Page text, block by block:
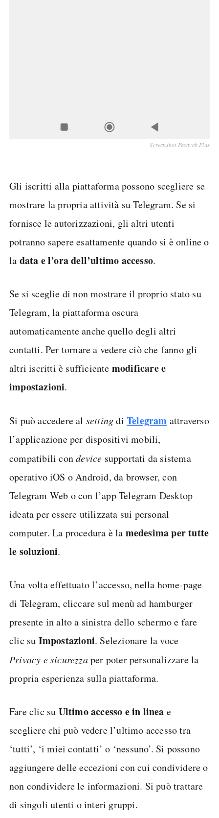
Screenshot Fastweb Plus
Gli iscritti alla piattaforma possono scegliere se
mostrare la propria attività su Telegram. Se si
fornisce le autorizzazioni, gli altri utenti
potranno sapere esattamente quando si è online o
la data e l’ora dell’ultimo accesso.
Se si sceglie di non mostrare il proprio stato su
Telegram, la piattaforma oscura
automaticamente anche quello degli altri
contatti. Per tornare a vedere ciò che fanno gli
altri iscritti è sufficiente modificare e
impostazioni.
Si può accedere al settingdiTelegram attraverso
l’applicazione per dispositivi mobili,
compatibili condevice supportati da sistema
operativo iOS o Android, da browser, con
Telegram Web o con l’app Telegram Desktop
ideata per essere utilizzata sui personal
computer. La procedura è la medesima per tutte
le soluzioni.
Una volta effettuato l’accesso, nella home-page
di Telegram, cliccare sul menù ad hamburger
presente in alto a sinistra dello schermo e fare
clic su Impostazioni. Selezionare la voce
Privacy e sicurezzaper poter personalizzare la
propria esperienza sulla piattaforma.
Fare clic su Ultimo accesso e in linea e
scegliere chi può vedere l’ultimo accesso tra
‘tutti’, ‘i miei contatti’ o ‘nessuno’. Si possono
aggiungere delle eccezioni con cui condividere o
non condividere le informazioni. Si può trattare
di singoli utenti o interi gruppi.